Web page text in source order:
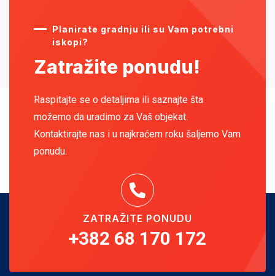
Planirate gradnju ili su Vam potrebni
iskopi?
Zatražite ponudu!
Raspitajte se o detaljima ili saznajte šta
možemo da uradimo za Vaš objekat.
Kontaktirajte nas i u najkraćem roku šaljemo Vam
ponudu.
ZATRAŽITE PONUDU
+382 68 170 172